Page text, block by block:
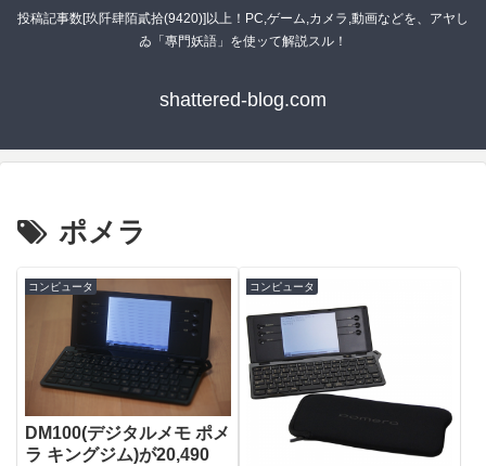
投稿記事数[玖阡肆陌貳拾(9420)]以上！PC,ゲーム,カメラ,動画などを、アヤし
ゐ「專門妖語」を使ッて解説スル！
shattered-blog.com
ポメラ
コンピュータ
DM100(デジタルメモ ポメ
ラ キングジム)が20,490
コンピュータ